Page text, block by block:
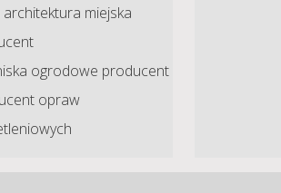
architektura miejska
ogrodowe producent
opraw